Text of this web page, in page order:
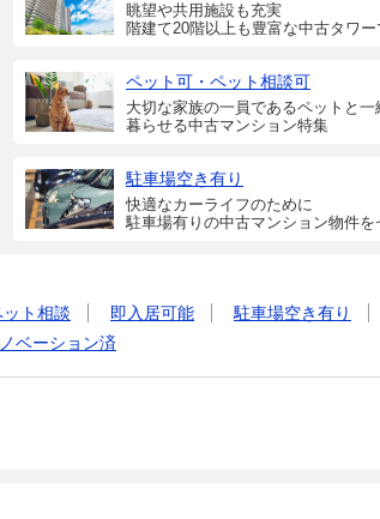
眺望や共用施設も充実
階建て20階以上も豊富な中古タワ
ペット可・ペット相談可
大切な家族の一員であるペットと一
暮らせる中古マンション特集
駐車場空き有り
快適なカーライフのために
駐車場有りの中古マンション物件を
ト相談 即入居可能
駐車場空き有り
ベーション済